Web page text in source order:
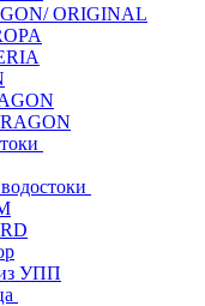
ORIGINAL
УПП